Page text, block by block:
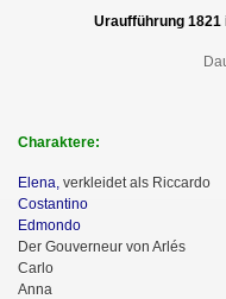
Uraufführung 1821
Charaktere:
Elena, verkleidet als Riccardo
Costantino
Edmondo
Der Gouverneur von Arlés
Carlo
Anna